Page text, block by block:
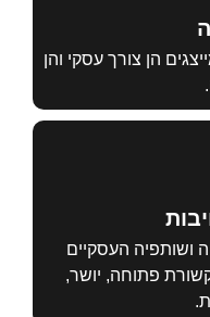
עסקי והן